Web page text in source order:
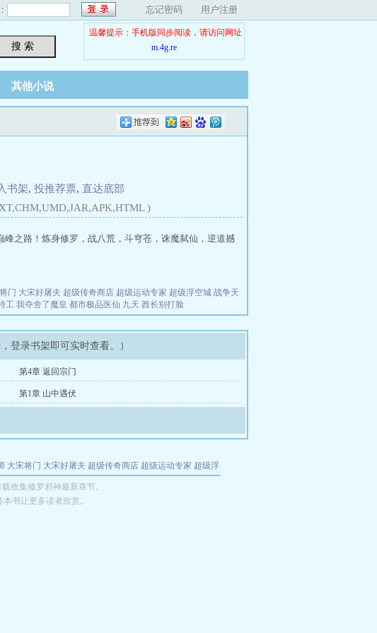
忘记密码 用户注册
搜 索
温馨提示：手机版同步阅读，请访问网址
m.4g.re
其他小说
书架, 投推荐票, 直达底部
,CHM,UMD,JAR,APK,HTML )
之路！炼身修罗，战八荒，斗穹苍，诛魔弑仙，逆道撼
门 大宋好屠夫 超级传奇商店 超级运动专家 超级浮空城 战争天
工 我夺舍了魔皇 都市极品医仙 九天 酋长别打脸
登录书架即可实时查看。）
第4章 返回宗门
第1章 山中遇伏
大宋将门 大宋好屠夫 超级传奇商店 超级运动专家 超级浮
聊天群 某美漫的特工 我夺舍了魔皇
收集修罗邪神最新章节。
书让更多读者欣赏。